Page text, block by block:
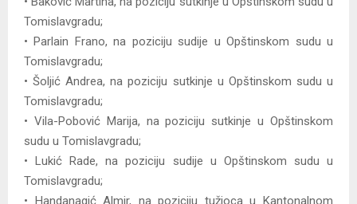
Tomislavgradu;
• Parlain Frano, na poziciju sudije u Opštinskom sudu u
Tomislavgradu;
• Šoljić Andrea, na poziciju sutkinje u Opštinskom sudu u
Tomislavgradu;
• Vila-Pobović Marija, na poziciju sutkinje u Opštinskom
sudu u Tomislavgradu;
• Lukić Rade, na poziciju sudije u Opštinskom sudu u
Tomislavgradu;
• Handanagić Almir, na poziciju tužioca u Kantonalnom